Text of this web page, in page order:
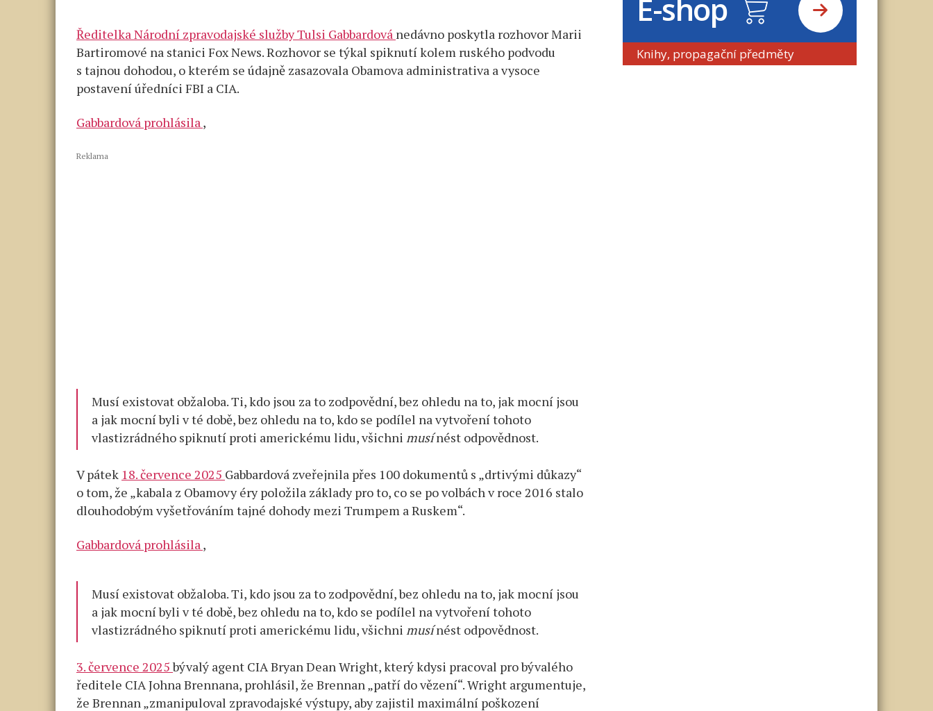
Ředitelka Národní zpravodajské služby Tulsi Gabbardová nedávno poskytla rozhovor Marii
Bartiromové na stanici Fox News. Rozhovor se týkal spiknutí kolem ruského podvodu
s tajnou dohodou, o kterém se údajně zasazovala Obamova administrativa a vysoce
postavení úředníci FBI a CIA.
Gabbardová prohlásila ,
Reklama
Musí existovat obžaloba. Ti, kdo jsou za to zodpovědní, bez ohledu na to, jak mocní jsou
a jak mocní byli v té době, bez ohledu na to, kdo se podílel na vytvoření tohoto
vlastizrádného spiknutí proti americkému lidu, všichni musínést odpovědnost.
V pátek 18. července 2025 Gabbardová zveřejnila přes 100 dokumentů s „drtivými důkazy“
o tom, že „kabala z Obamovy éry položila základy pro to, co se po volbách v roce 2016 stalo
dlouhodobým vyšetřováním tajné dohody mezi Trumpem a Ruskem“.
Gabbardová prohlásila ,
Musí existovat obžaloba. Ti, kdo jsou za to zodpovědní, bez ohledu na to, jak mocní jsou
a jak mocní byli v té době, bez ohledu na to, kdo se podílel na vytvoření tohoto
vlastizrádného spiknutí proti americkému lidu, všichni musínést odpovědnost.
3. července 2025bývalý agent CIA Bryan Dean Wright, který kdysi pracoval pro bývalého
ředitele CIA Johna Brennana, prohlásil, že Brennan „patří do vězení“. Wright argumentuje,
že Brennan „zmanipuloval zpravodajské výstupy, aby zajistil maximální poškození
E-shop
Knihy, propagační předměty